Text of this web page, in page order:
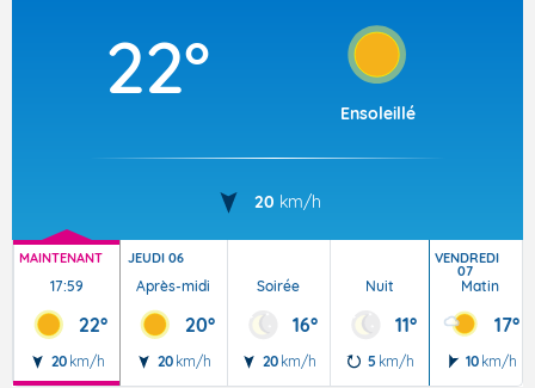
22°
Ensoleillé
20 km/h
MAINTENANT
17:59
22°
20 km/h
JEUDI 06
Après-midi
20°
20 km/h
Soirée
16°
20 km/h
Nuit
11°
5 km/h
VENDREDI
07
Matin
17°
10 km/h